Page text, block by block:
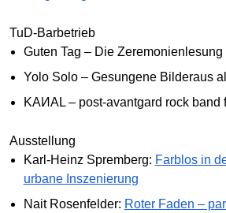
TuD-Barbetrieb
Guten Tag – Die
Yolo Solo – Gesungene Bilderaus
KAИAL – post-avantgard rock band
Ausstellung
Karl-Heinz Spremberg: Farblos in
urbane Inszenierung
Nait Rosenfelder: Roter Faden –